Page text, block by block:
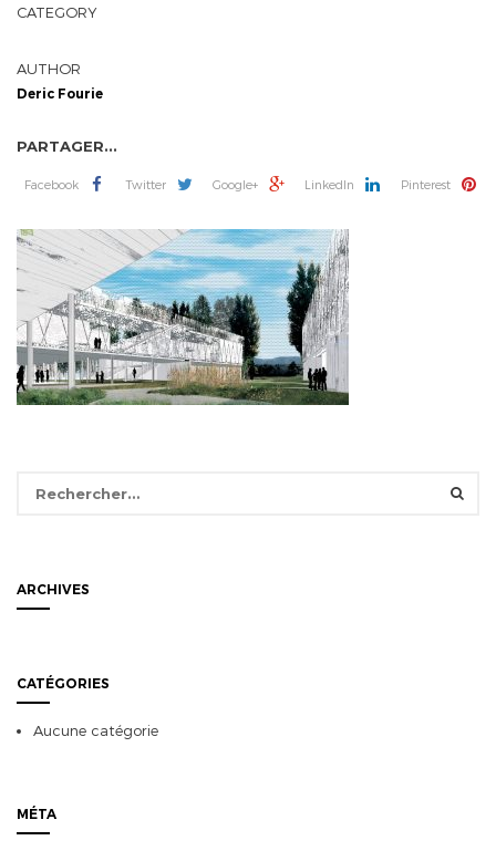
CATEGORY
AUTHOR
Deric Fourie
PARTAGER...
Facebook Twitter Google+ LinkedIn Pinterest
ARCHIVES
CATÉGORIES
Aucune catégorie
MÉTA